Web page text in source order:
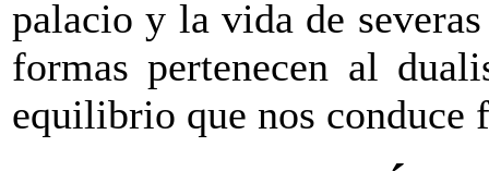
palacio y la vida de
formas pertenecen al
equilibrio que nos